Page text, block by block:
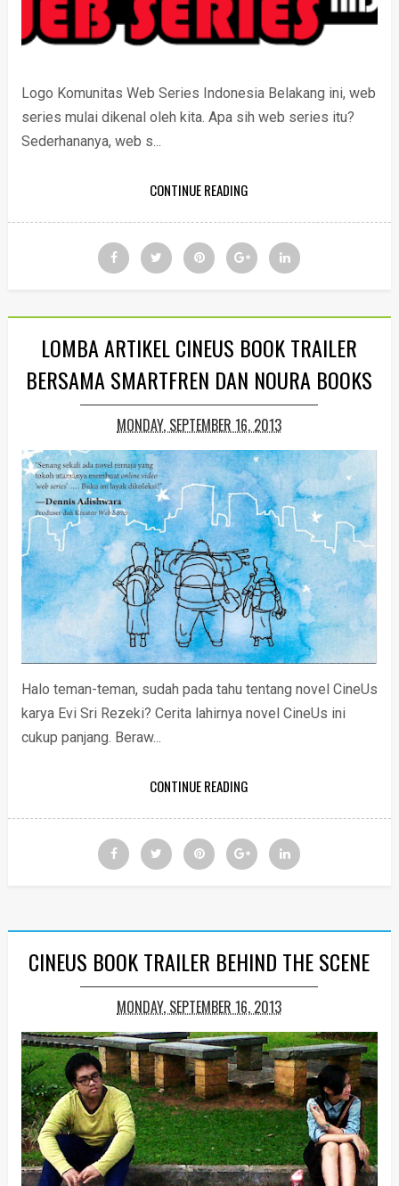
Logo Komunitas Web Series Indonesia Belakang ini, web
series mulai dikenal oleh kita. Apa sih web series itu?
Sederhananya, web s...
CONTINUE READING
LOMBA ARTIKEL CINEUS BOOK TRAILER
BERSAMA SMARTFREN DAN NOURA BOOKS
MONDAY, SEPTEMBER 16, 2013
Halo teman-teman, sudah pada tahu tentang novel CineUs
karya Evi Sri Rezeki? Cerita lahirnya novel CineUs ini
cukup panjang. Beraw...
CONTINUE READING
CINEUS BOOK TRAILER BEHIND THE SCENE
MONDAY, SEPTEMBER 16, 2013